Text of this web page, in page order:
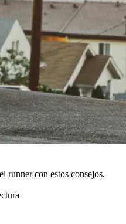
runner con estos consejos.